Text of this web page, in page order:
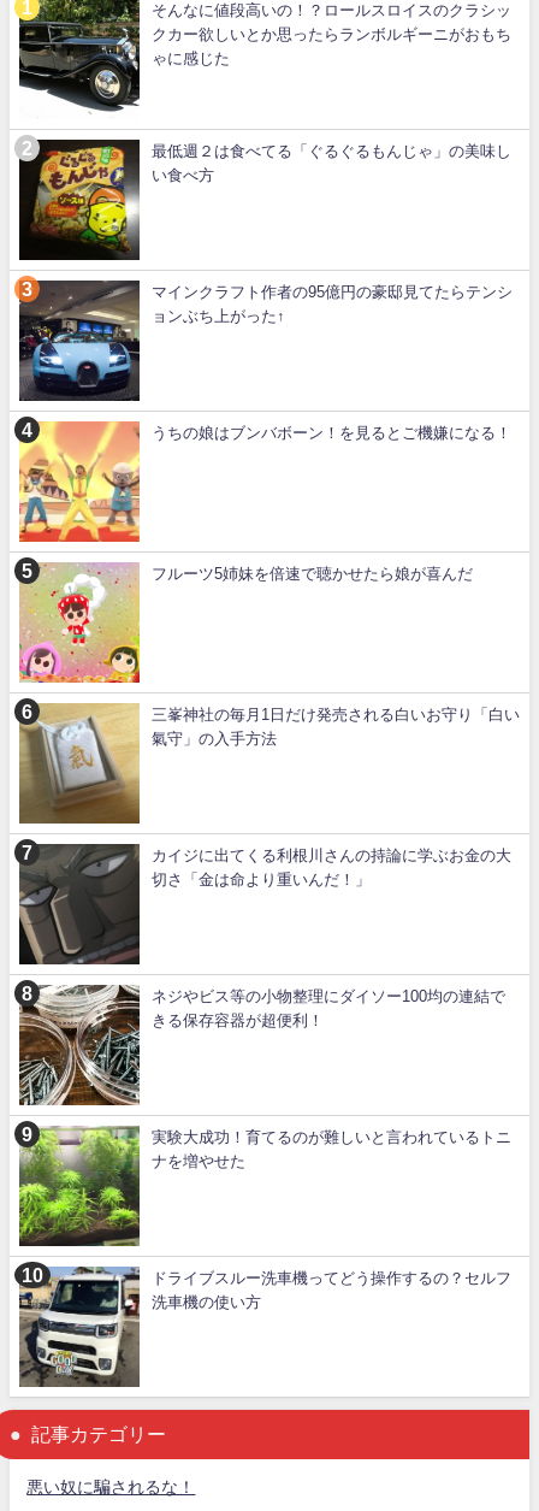
そんなに値段高いの！？ロールスロイスのクラシッ
クカー欲しいとか思ったらランボルギーニがおもち
ゃに感じた
最低週２は食べてる「ぐるぐるもんじゃ」の美味し
い食べ方
マインクラフト作者の95億円の豪邸見てたらテンシ
ョンぶち上がった↑
うちの娘はブンバボーン！を見るとご機嫌になる！
フルーツ5姉妹を倍速で聴かせたら娘が喜んだ
三峯神社の毎月1日だけ発売される白いお守り「白い
氣守」の入手方法
カイジに出てくる利根川さんの持論に学ぶお金の大
切さ「金は命より重いんだ！」
ネジやビス等の小物整理にダイソー100均の連結で
きる保存容器が超便利！
実験大成功！育てるのが難しいと言われているトニ
ナを増やせた
ドライブスルー洗車機ってどう操作するの？セルフ
洗車機の使い方
記事カテゴリー
悪い奴に騙されるな！